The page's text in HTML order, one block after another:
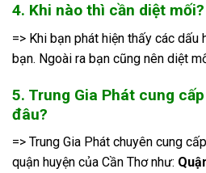
4. Khi nào thì cần diệt mối?
=> Khi bạn phát hiện thấy các dấu
bạn. Ngoài ra bạn cũng nên diệt
5. Trung Gia Phát cung
đâu?
=> Trung Gia Phát chuyên cung
quận huyện của Cần Thơ như: